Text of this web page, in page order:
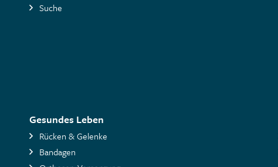
Suche
Gesundes Leben
Rücken & Gelenke
Bandagen